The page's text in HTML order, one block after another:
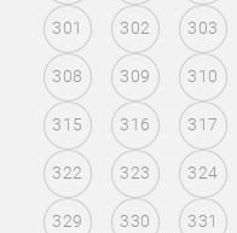
301 302 303
308 309 310
315 316 317
322 323 324
329 330 331